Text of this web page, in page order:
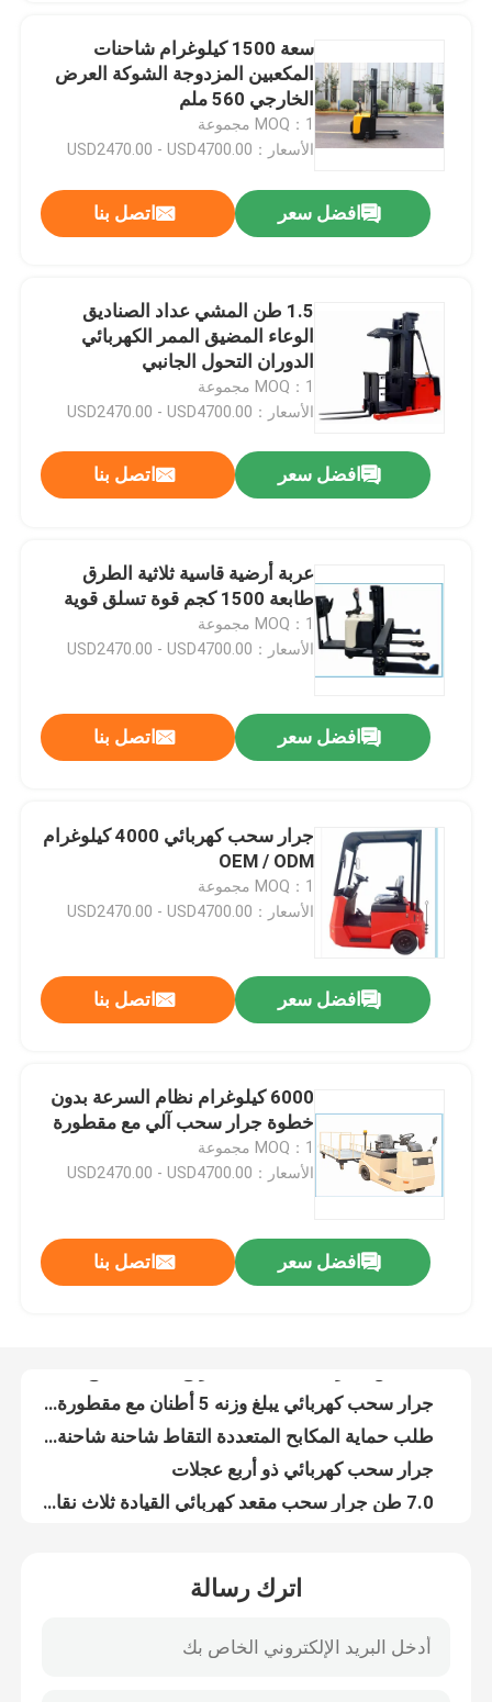
المنتجات
أشرطة فيديو
معلومات عنا
رقابة جودة
اتصل بنا
سعة 1500 كيلوغرام شاحنات
المكعبين المزدوجة الشوكة العرض
الخارجي 560 ملم
MOQ：1 مجموعة
الأسعار：USD2470.00 - USD4700.00
افضل سعر اتصل بنا
1.5 طن المشي عداد الصناديق
الوعاء المضيق الممر الكهربائي
الدوران التحول الجانبي
MOQ：1 مجموعة
الأسعار：USD2470.00 - USD4700.00
افضل سعر اتصل بنا
عربة أرضية قاسية ثلاثية الطرق
طابعة 1500 كجم قوة تسلق قوية
MOQ：1 مجموعة
الأسعار：USD2470.00 - USD4700.00
افضل سعر اتصل بنا
جرار سحب كهربائي 4000 كيلوغرام
OEM / ODM
MOQ：1 مجموعة
الأسعار：USD2470.00 - USD4700.00
افضل سعر اتصل بنا
6000 كيلوغرام نظام السرعة بدون
خطوة جرار سحب آلي مع مقطورة
MOQ：1 مجموعة
الأسعار：USD2470.00 - USD4700.00
افضل سعر اتصل بنا
جرار سحب كهربائي ذو أربع عجلات
8000 كيلوغرام سحب الكهربائي الجرار الأمتعة سحب الجرار أربع عجلات
عداد الموازين غير القياسي
اترك رسالة